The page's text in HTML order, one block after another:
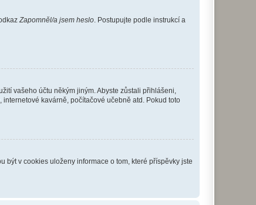
Zapomněl/a jsem heslo . Postupujte podle instrukcí a
vašeho účtu někým jiným. Abyste zůstali přihlášeni,
kavárně, počítačové učebně atd. Pokud toto
být v cookies uloženy informace o tom, které příspěvky jste